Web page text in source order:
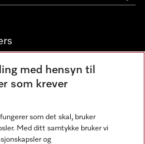
med hensyn til
som krever
som det skal, bruker
Med ditt samtykke bruker vi
og